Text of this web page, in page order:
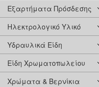
Εξαρτήματα Πρόσδεσης
Ηλεκτρολογικό Υλικό
Υδραυλικά Είδη
Είδη Χρωματοπωλείου
Χρώματα & Βερνίκια